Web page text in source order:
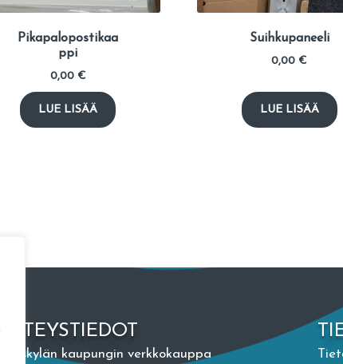
Pikapalopostikaa
ppi
0,00 €
LUE LISÄÄ
Suihkupaneeli
0,00 €
LUE LISÄÄ
kaupungin verkkokauppa